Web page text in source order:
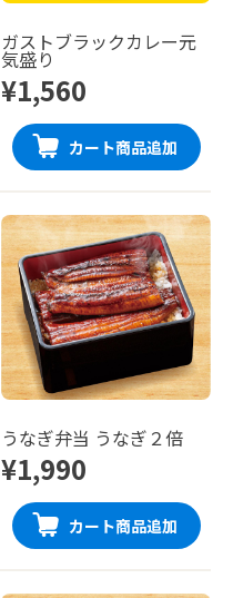
ガストブラックカレー元
気盛り
¥1,560
カート商品追加
うなぎ弁当 うなぎ２倍
¥1,990
カート商品追加